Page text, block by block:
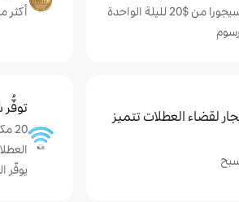
سيجورا / لا فيجا باخا ديل سيجورا من $‏20 لليلة الواحدة
أكثر من 530 تقييمًا مُتحقق منه
لقضاء العطلات تتميز
توفُّر
20
يوفّر